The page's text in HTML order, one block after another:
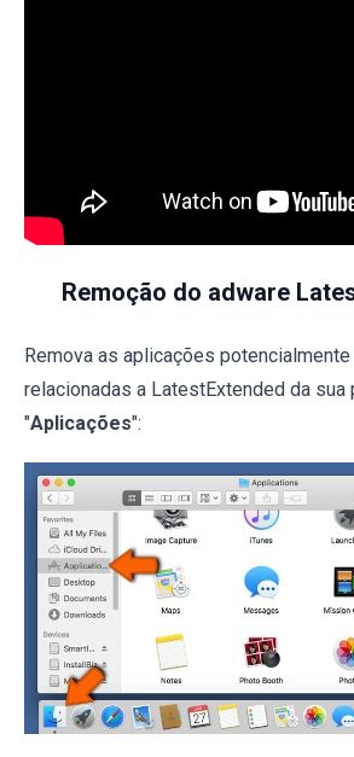
Remoção do adware
Remova as aplicações
relacionadas a LatestExtended da sua
"Aplicações":